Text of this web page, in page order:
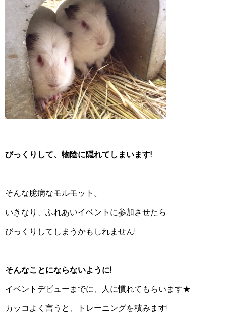
びっくりして、物陰に隠れてしまいます!
そんな臆病なモルモット。
いきなり、ふれあいイベントに参加させたら
びっくりしてしまうかもしれません!
そんなことにならないように!
イベントデビューまでに、人に慣れてもらいます★
カッコよく言うと、トレーニングを積みます!